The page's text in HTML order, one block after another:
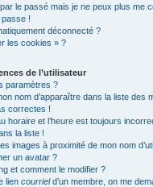
le passé mais je ne peux plus me
passe !
déconnecté ?
les cookies » ?
de l’utilisateur
paramètres ?
nom d’apparaître dans la liste des
correctes !
horaire et l’heure est toujours
la liste !
images à proximité de mon nom
un avatar ?
et comment le modifier ?
lien courrield’un membre, on me